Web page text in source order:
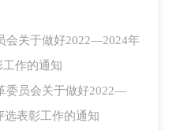
会关于做好2022—2024年
作的通知
委员会关于做好2022—
选表彰工作的通知